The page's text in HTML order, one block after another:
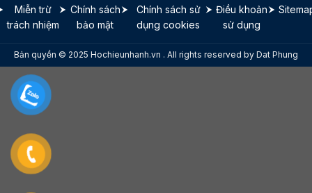
Miễn trừ
trách nhiệm
Chính sách
bảo mật
Chính sách sử
dụng cookies
Điều khoản
sử dụng
Bản quyền © 2025 Hochieunhanh.vn . All rights reserved by Dat Phung